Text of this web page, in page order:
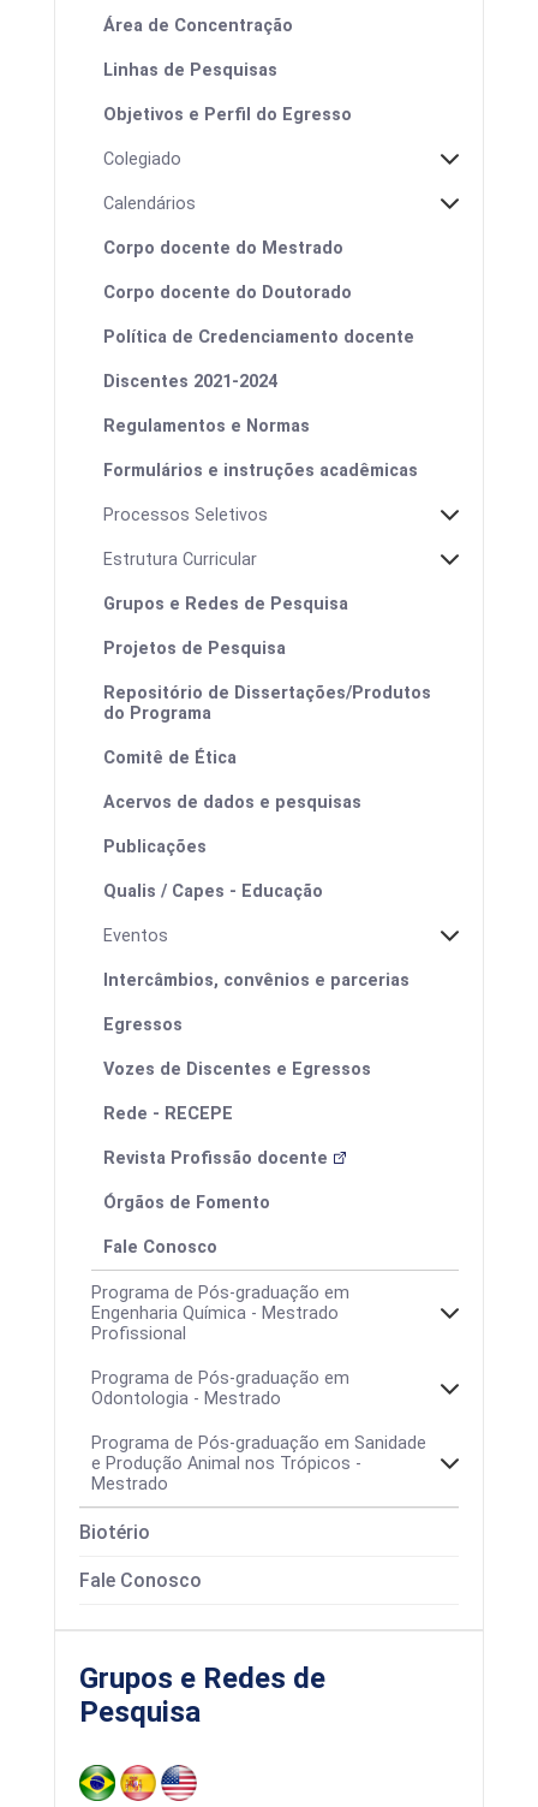
Calendário de defesas
Área de Concentração
Linhas de Pesquisas
Objetivos e Perfil do Egresso
Colegiado
Calendários
Corpo docente do Mestrado
Corpo docente do Doutorado
Política de Credenciamento docente
Discentes 2021-2024
Regulamentos e Normas
Formulários e instruções acadêmicas
Processos Seletivos
Estrutura Curricular
Grupos e Redes de Pesquisa
Projetos de Pesquisa
Repositório de Dissertações/Produtos
do Programa
Comitê de Ética
Acervos de dados e pesquisas
Publicações
Qualis / Capes - Educação
Eventos
I ProfEduca - Mostra de Produtos
Intercâmbios, convênios e parcerias
Egressos
Vozes de Discentes e Egressos
Rede - RECEPE
Revista Profissão docente
Órgãos de Fomento
Fale Conosco
Programa de Pós-graduação em
Engenharia Química - Mestrado
Profissional
Programa de Pós-graduação em
Odontologia - Mestrado
Área de concentração
Programa de Pós-graduação em Sanidade
e Produção Animal nos Trópicos -
Mestrado
Biotério
Fale Conosco
Grupos e Redes de
Pesquisa